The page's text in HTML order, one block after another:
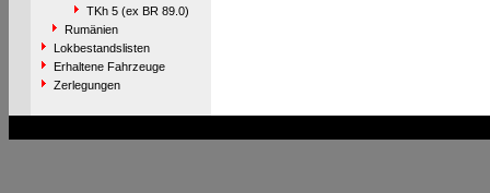
TKh 5 (ex BR 89.0)
Rumänien
Lokbestandslisten
Erhaltene Fahrzeuge
Zerlegungen